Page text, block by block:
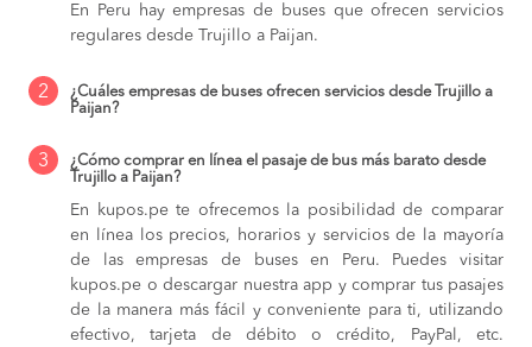
En Peru hay empresas de buses que ofrecen servicios
regulares desde Trujillo a Paijan.
2
¿Cuáles empresas de buses ofrecen servicios desde Trujillo a
Paijan?
3
¿Cómo comprar en línea el pasaje de bus más barato desde
Trujillo a Paijan?
En kupos.pe te ofrecemos la posibilidad de comparar
en línea los precios, horarios y servicios de la mayoría
de las empresas de buses en Peru. Puedes visitar
kupos.pe o descargar nuestra app y comprar tus pasajes
de la manera más fácil y conveniente para ti, utilizando
efectivo, tarjeta de débito o crédito, PayPal, etc.